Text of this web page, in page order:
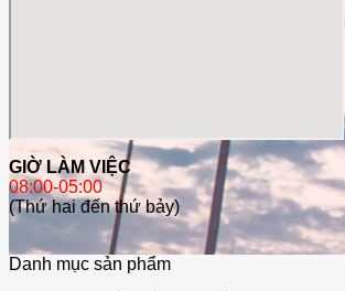
GIỜ LÀM VIỆC
08:00-05:00
(Thứ hai đến thứ bảy)
Danh mục sản phẩm